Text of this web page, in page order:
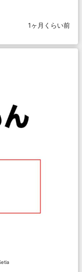
1ヶ月くらい前